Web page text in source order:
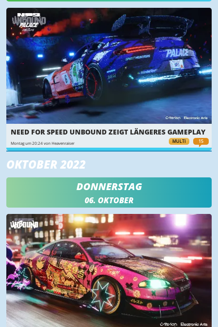
MULTI 15
NEED FOR SPEED UNBOUND ZEIGT LÄNGERES GAMEPLAY
Montag um 20:24 von Heavenraiser
OKTOBER 2022
DONNERSTAG
06. OKTOBER